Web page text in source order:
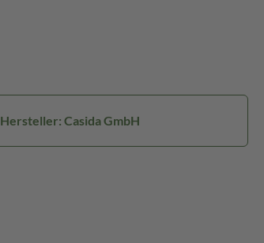
Hersteller: Casida GmbH